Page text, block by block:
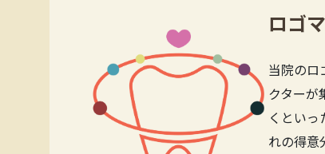
ロゴ
当院のロ
クターが
くとい
れの得意